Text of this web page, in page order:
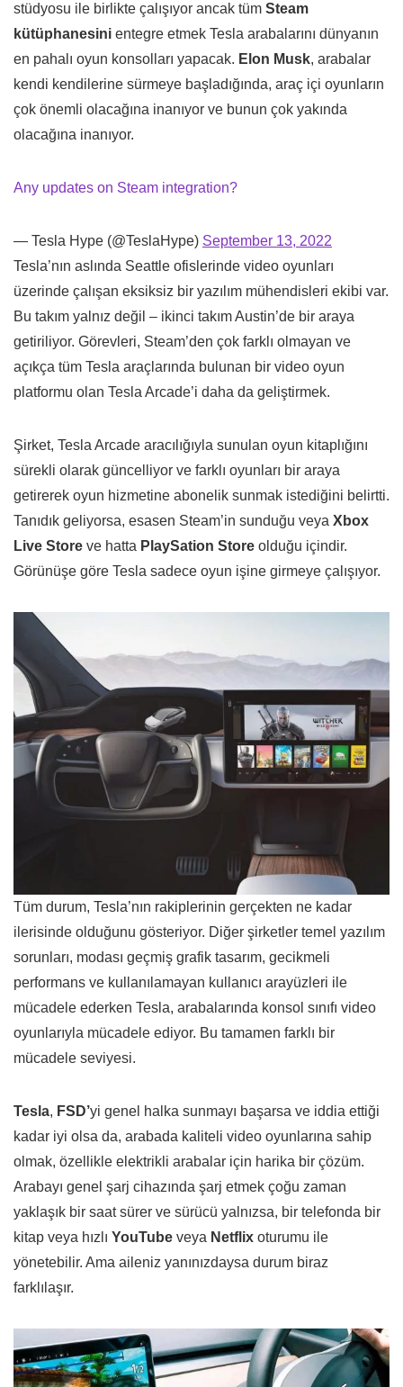
stüdyosu ile birlikte çalışıyor ancak tüm Steam
kütüphanesini entegre etmek Tesla arabalarını dünyanın
en pahalı oyun konsolları yapacak. Elon Musk, arabalar
kendi kendilerine sürmeye başladığında, araç içi oyunların
çok önemli olacağına inanıyor ve bunun çok yakında
olacağına inanıyor.
Any updates on Steam integration?
— Tesla Hype (@TeslaHype) September 13, 2022
Tesla’nın aslında Seattle ofislerinde video oyunları
üzerinde çalışan eksiksiz bir yazılım mühendisleri ekibi var.
Bu takım yalnız değil – ikinci takım Austin’de bir araya
getiriliyor. Görevleri, Steam’den çok farklı olmayan ve
açıkça tüm Tesla araçlarında bulunan bir video oyun
platformu olan Tesla Arcade’i daha da geliştirmek.
Şirket, Tesla Arcade aracılığıyla sunulan oyun kitaplığını
sürekli olarak güncelliyor ve farklı oyunları bir araya
getirerek oyun hizmetine abonelik sunmak istediğini belirtti.
Tanıdık geliyorsa, esasen Steam’in sunduğu veya Xbox
Live Store ve hatta PlaySation Store olduğu içindir.
Görünüşe göre Tesla sadece oyun işine girmeye çalışıyor.
Tüm durum, Tesla’nın rakiplerinin gerçekten ne kadar
ilerisinde olduğunu gösteriyor. Diğer şirketler temel yazılım
sorunları, modası geçmiş grafik tasarım, gecikmeli
performans ve kullanılamayan kullanıcı arayüzleri ile
mücadele ederken Tesla, arabalarında konsol sınıfı video
oyunlarıyla mücadele ediyor. Bu tamamen farklı bir
mücadele seviyesi.
Tesla, FSD’yi genel halka sunmayı başarsa ve iddia ettiği
kadar iyi olsa da, arabada kaliteli video oyunlarına sahip
olmak, özellikle elektrikli arabalar için harika bir çözüm.
Arabayı genel şarj cihazında şarj etmek çoğu zaman
yaklaşık bir saat sürer ve sürücü yalnızsa, bir telefonda bir
kitap veya hızlı YouTube veya Netflix oturumu ile
yönetebilir. Ama aileniz yanınızdaysa durum biraz
farklılaşır.